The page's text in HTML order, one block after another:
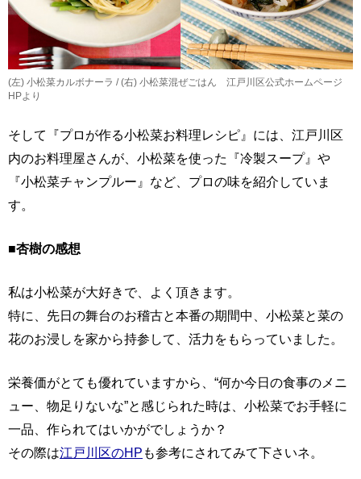
(左) 小松菜カルボナーラ / (右) 小松菜混ぜごはん 江戸川区公式ホームページ
HPより
そして『プロが作る小松菜お料理レシピ』には、江戸川区
内のお料理屋さんが、小松菜を使った『冷製スープ』や
『小松菜チャンプルー』など、プロの味を紹介していま
す。
■杏樹の感想
私は小松菜が大好きで、よく頂きます。
特に、先日の舞台のお稽古と本番の期間中、小松菜と菜の
花のお浸しを家から持参して、活力をもらっていました。
栄養価がとても優れていますから、“何か今日の食事のメニ
ュー、物足りないな”と感じられた時は、小松菜でお手軽に
一品、作られてはいかがでしょうか？
その際は江戸川区のHP も参考にされてみて下さいネ。